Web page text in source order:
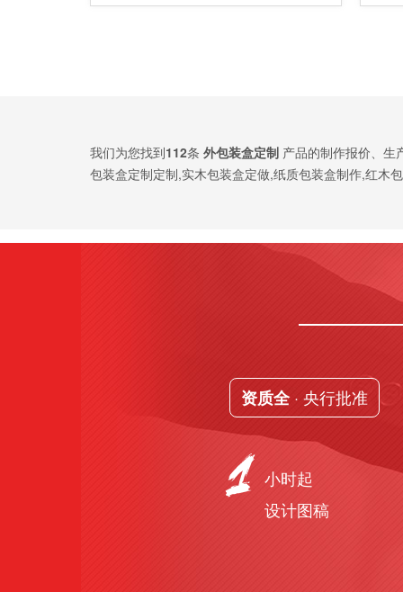
我们为您找到112条 外包装盒定制 产品的制作报价、生
包装盒定制定制,实木包装盒定做,纸质包装盒制作,红木
资质全· 央行批准
小时起
设计图稿